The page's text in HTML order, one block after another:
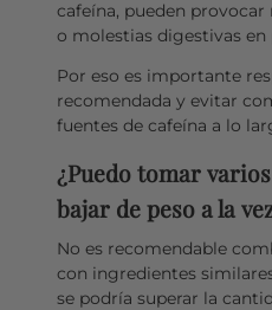
cafeína, pueden
o molestias digestivas en
Por eso es importante
recomendada y evitar
fuentes de cafeína a lo
¿Puedo tomar
bajar de peso a la
No es recomendable
con ingredientes
se podría superar la